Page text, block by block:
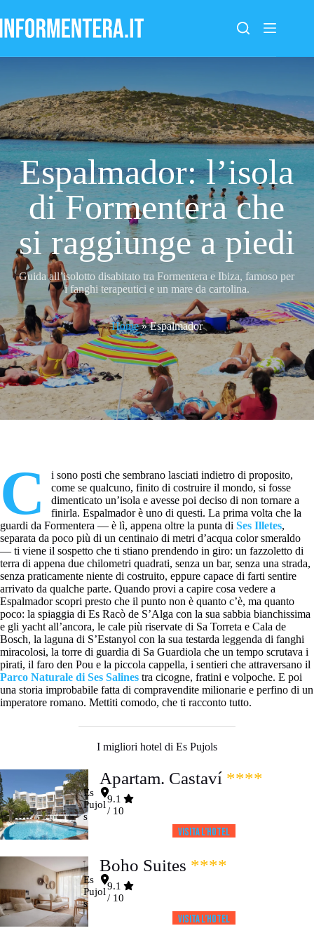
al
contenuto
Espalmador: l’isola
di Formentera che
si raggiunge a piedi
Guida all’isolotto disabitato tra Formentera e Ibiza, famoso per
i fanghi terapeutici e un mare da cartolina.
Home»Espalmador
C
i sono posti che sembrano lasciati indietro di proposito,
come se qualcuno, finito di costruire il mondo, si fosse
dimenticato un’isola e avesse poi deciso di non tornare a
finirla. Espalmador è uno di questi. La prima volta che la
guardi da Formentera — è lì, appena oltre la punta di Ses Illetes,
separata da poco più di un centinaio di metri d’acqua color smeraldo
— ti viene il sospetto che ti stiano prendendo in giro: un fazzoletto di
terra di appena due chilometri quadrati, senza un bar, senza una strada,
senza praticamente niente di costruito, eppure capace di farti sentire
arrivato da qualche parte. Quando provi a capire cosa vedere a
Espalmador scopri presto che il punto non è quanto c’è, ma quanto
poco: la spiaggia di Es Racò de S’Alga con la sua sabbia bianchissima
e gli yacht all’ancora, le cale più riservate di Sa Torreta e Cala de
Bosch, la laguna di S’Estanyol con la sua testarda leggenda di fanghi
miracolosi, la torre di guardia di Sa Guardiola che un tempo scrutava i
pirati, il faro den Pou e la piccola cappella, i sentieri che attraversano il
Parco Naturale di Ses Salines tra cicogne, fratini e volpoche. E poi
una storia improbabile fatta di compravendite milionarie e perfino di un
imperatore romano. Mettiti comodo, che ti racconto tutto.
I migliori hotel di Es Pujols
Apartam. Castaví ****
Es
Pujol
s
9.1
/ 10
Visita l’HOTEL
Boho Suites ****
Es
Pujol
s
9.1
/ 10
Visita l’HOTEL